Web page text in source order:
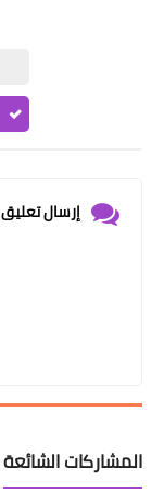
إرسال تعليق
المشاركات الشائعة